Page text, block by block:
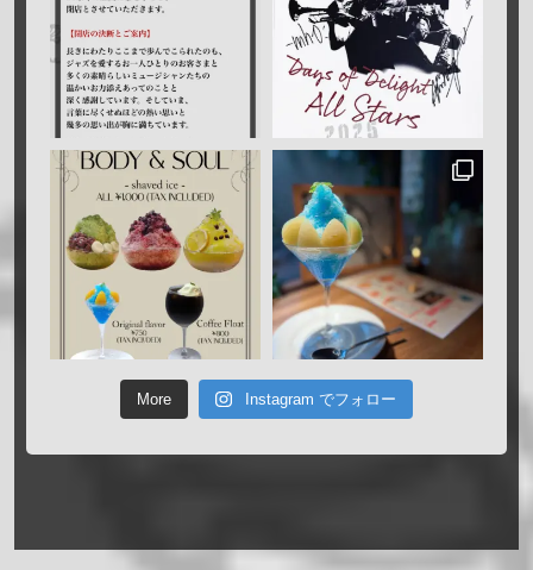
More Instagram でフォロー